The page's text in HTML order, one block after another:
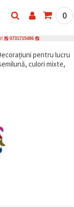
0
0731715486
pentru lucru
culori mixte,